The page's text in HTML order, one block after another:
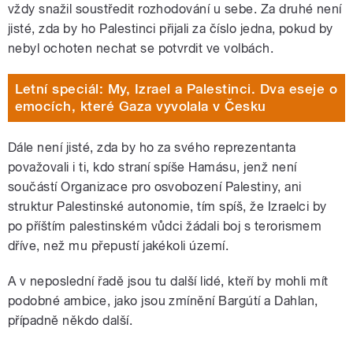
vždy snažil soustředit rozhodování u sebe. Za druhé není
jisté, zda by ho Palestinci přijali za číslo jedna, pokud by
nebyl ochoten nechat se potvrdit ve volbách.
Letní speciál: My, Izrael a Palestinci. Dva eseje o
emocích, které Gaza vyvolala v Česku
Dále není jisté, zda by ho za svého reprezentanta
považovali i ti, kdo straní spíše Hamásu, jenž není
součástí Organizace pro osvobození Palestiny, ani
struktur Palestinské autonomie, tím spíš, že Izraelci by
po příštím palestinském vůdci žádali boj s terorismem
dříve, než mu přepustí jakékoli území.
A v neposlední řadě jsou tu další lidé, kteří by mohli mít
podobné ambice, jako jsou zmínění Bargútí a Dahlan,
případně někdo další.